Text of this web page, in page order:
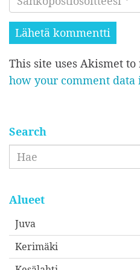
i
*
e
i
*
ä
h
k
ö
p
t
i
o
o
t
This site uses Akismet to
how your comment data
Search
Etsi
Alueet
Juva
Kerimäki